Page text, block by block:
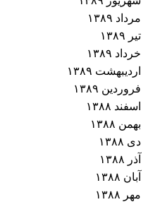
مرداد ۱۳۸۹
تیر ۱۳۸۹
خرداد ۱۳۸۹
اردیبهشت ۱۳۸۹
فروردین ۱۳۸۹
اسفند ۱۳۸۸
بهمن ۱۳۸۸
دی ۱۳۸۸
آذر ۱۳۸۸
آبان ۱۳۸۸
مهر ۱۳۸۸